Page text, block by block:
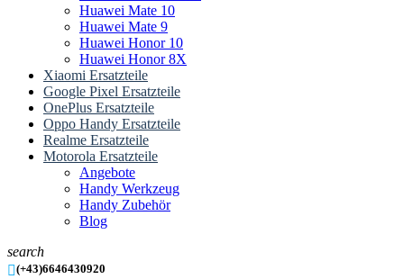
Huawei Mate 10
Huawei Mate 9
Huawei Honor 10
Huawei Honor 8X
Xiaomi Ersatzteile
Google Pixel Ersatzteile
OnePlus Ersatzteile
Oppo Handy Ersatzteile
Realme Ersatzteile
Motorola Ersatzteile
Angebote
Handy Werkzeug
Handy Zubehör
Blog
search
(+43)6646430920